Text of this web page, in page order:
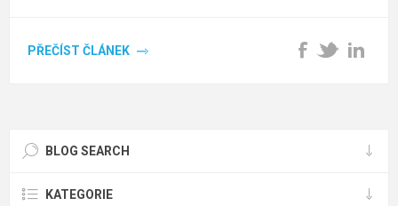
PŘEČÍST ČLÁNEK
BLOG SEARCH
KATEGORIE